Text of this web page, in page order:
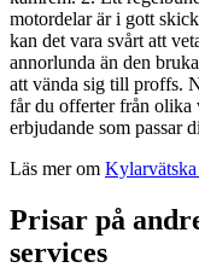
motordelar är i gott
kan det vara svårt att
annorlunda än den
att vända sig till proffs.
får du offerter från olika
erbjudande som passar
Läs mer om
Prisar på
services